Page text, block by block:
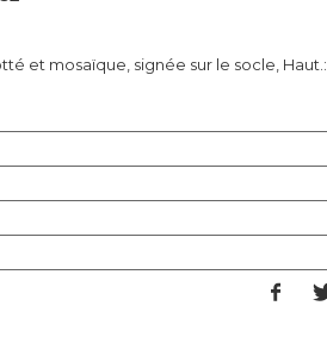
et mosaïque, signée sur le socle, Haut.: